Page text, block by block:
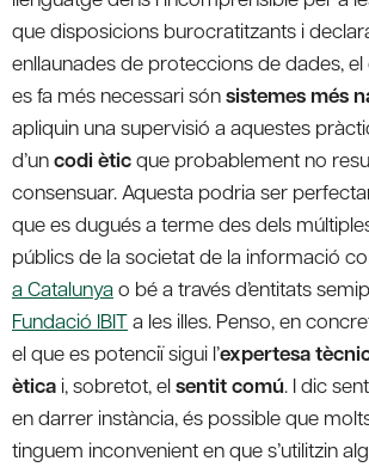
que disposicions burocratitzants i
enllaunades de proteccions de dades,
es fa més necessari sónsistemes més
apliquin una supervisió a aquestes
d’uncodi èticque probablement no
consensuar. Aquesta podria ser
que es dugués a terme des dels
públics de la societat de la informació
a Catalunya o bé a través d’entitats
Fundació IBITa les illes. Penso, en
el que es potenciï sigui l’expertesa
ètica i, sobretot, elsentit comú. I dic
en darrer instància, és possible que
tinguem inconvenient en que s’utilitzin